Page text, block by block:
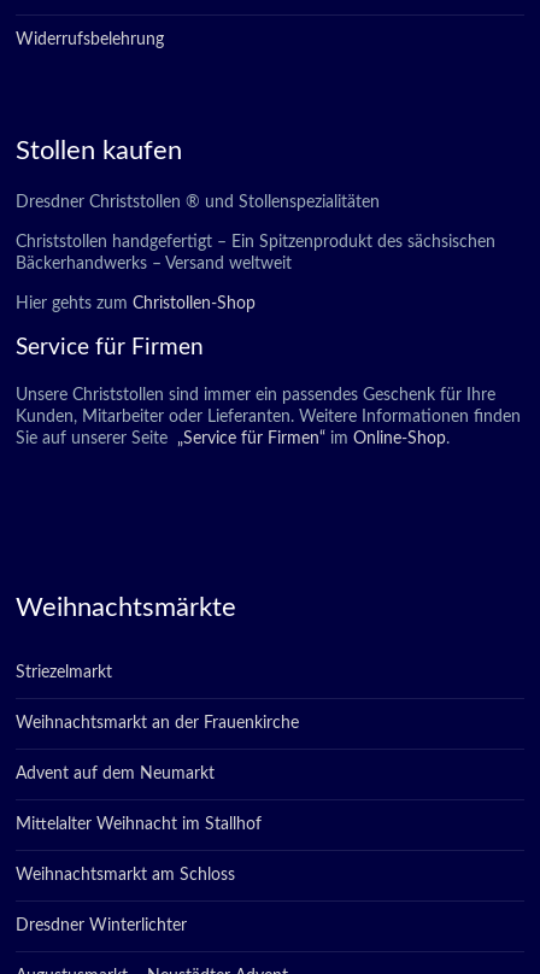
Widerrufsbelehrung
Stollen kaufen
Dresdner Christstollen ® und Stollenspezialitäten
Christstollen handgefertigt – Ein Spitzenprodukt des sächsischen
Bäckerhandwerks – Versand weltweit
Hier gehts zumChristollen-Shop
Service für Firmen
Unsere Christstollen sind immer ein passendes Geschenk für Ihre
Kunden, Mitarbeiter oder Lieferanten. Weitere Informationen finden
Sie auf unserer Seite
„Service für Firmen“ im Online-Shop.
Weihnachtsmärkte
Striezelmarkt
Weihnachtsmarkt an der Frauenkirche
Advent auf dem Neumarkt
Mittelalter Weihnacht im Stallhof
Weihnachtsmarkt am Schloss
Dresdner Winterlichter